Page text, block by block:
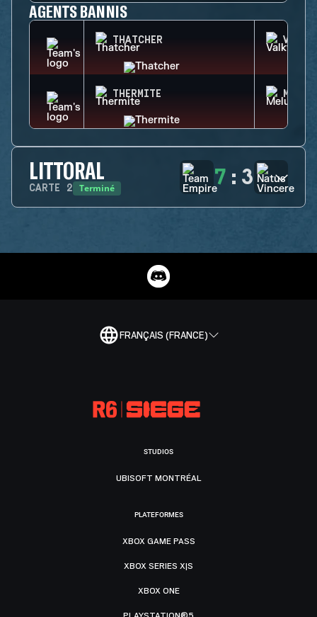
AGENTS BANNIS
THATCHER
THERMITE
LITTORAL
CARTE 2 Terminé 7 : 3
FRANÇAIS (FRANCE)
STUDIOS
UBISOFT MONTRÉAL
PLATEFORMES
XBOX GAME PASS
XBOX SERIES X|S
XBOX ONE